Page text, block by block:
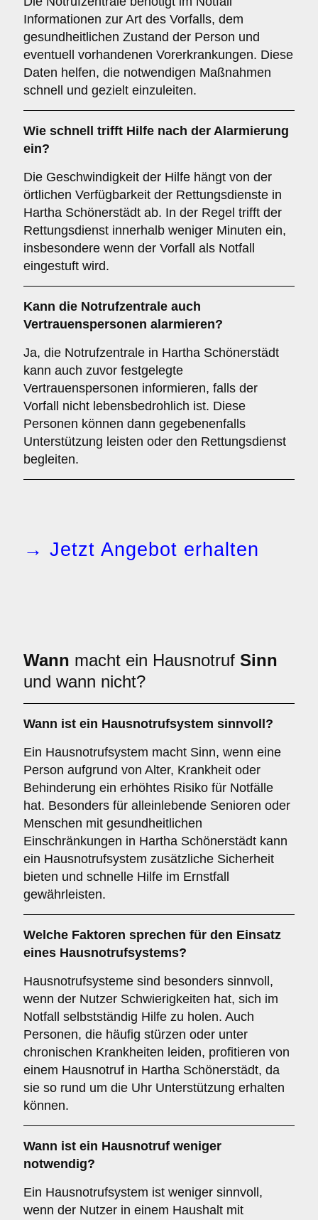
Informationen zur Art des Vorfalls, dem
gesundheitlichen Zustand der Person und
eventuell vorhandenen Vorerkrankungen. Diese
Daten helfen, die notwendigen Maßnahmen
schnell und gezielt einzuleiten.
Wie schnell trifft Hilfe nach der Alarmierung
ein?
Die Geschwindigkeit der Hilfe hängt von der
örtlichen Verfügbarkeit der Rettungsdienste in
Hartha Schönerstädt ab. In der Regel trifft der
Rettungsdienst innerhalb weniger Minuten ein,
insbesondere wenn der Vorfall als Notfall
eingestuft wird.
Kann die Notrufzentrale auch
Vertrauenspersonen alarmieren?
Ja, die Notrufzentrale in Hartha Schönerstädt
kann auch zuvor festgelegte
Vertrauenspersonen informieren, falls der
Vorfall nicht lebensbedrohlich ist. Diese
Personen können dann gegebenenfalls
Unterstützung leisten oder den Rettungsdienst
begleiten.
→ Jetzt Angebot erhalten
Wann macht ein Hausnotruf Sinn
und wann nicht?
Wann ist ein Hausnotrufsystem sinnvoll?
Ein Hausnotrufsystem macht Sinn, wenn eine
Person aufgrund von Alter, Krankheit oder
Behinderung ein erhöhtes Risiko für Notfälle
hat. Besonders für alleinlebende Senioren oder
Menschen mit gesundheitlichen
Einschränkungen in Hartha Schönerstädt kann
ein Hausnotrufsystem zusätzliche Sicherheit
bieten und schnelle Hilfe im Ernstfall
gewährleisten.
Welche Faktoren sprechen für den Einsatz
eines Hausnotrufsystems?
Hausnotrufsysteme sind besonders sinnvoll,
wenn der Nutzer Schwierigkeiten hat, sich im
Notfall selbstständig Hilfe zu holen. Auch
Personen, die häufig stürzen oder unter
chronischen Krankheiten leiden, profitieren von
einem Hausnotruf in Hartha Schönerstädt, da
sie so rund um die Uhr Unterstützung erhalten
können.
Wann ist ein Hausnotruf weniger
notwendig?
Ein Hausnotrufsystem ist weniger sinnvoll,
wenn der Nutzer in einem Haushalt mit